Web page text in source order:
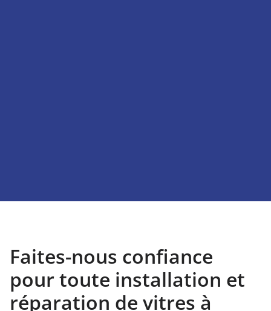
Faites-nous confiance
pour toute installation et
réparation de vitres à